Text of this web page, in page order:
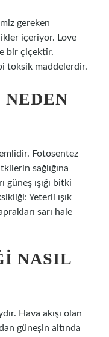
gereken
içeriyor. Love
bir çiçektir.
toksik maddelerdir.
Fotosentez
sağlığına
güneş ışığı bitki
Yeterli ışık
sarı hale
NASIL
Hava akışı olan
güneşin altında